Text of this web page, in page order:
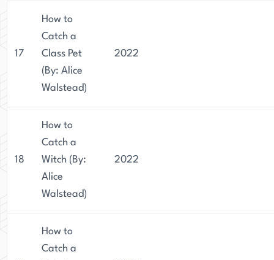
17
How to
Catch a
Class Pet
(By: Alice
Walstead)
2022
18
How to
Catch a
Witch (By:
Alice
Walstead)
2022
How to
Catch a